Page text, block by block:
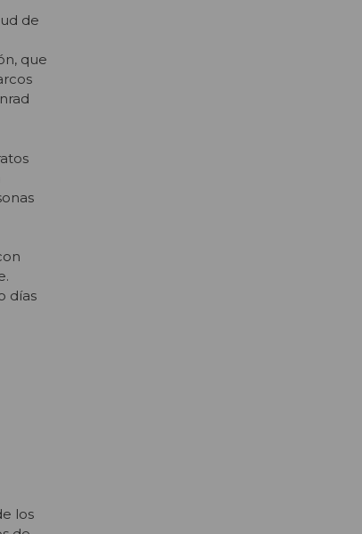
de
que
días
los